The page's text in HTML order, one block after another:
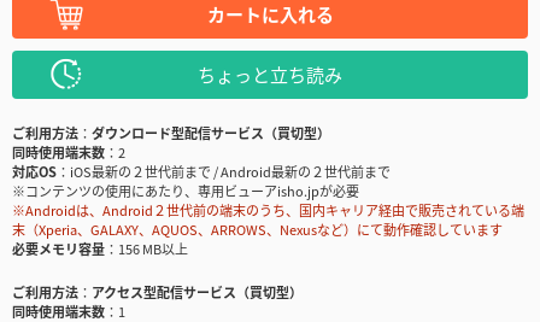
カートに入れる
ちょっと立ち読み
ご利用方法
ダウンロード型配信サービス（買切型）
同時使用端末数
2
対応OS
iOS最新の２世代前まで / Android最新の２世代前まで
※コンテンツの使用にあたり、専用ビューアisho.jpが必要
※Androidは、Android２世代前の端末のうち、国内キャリア経由で販売されている端
末（Xperia、GALAXY、AQUOS、ARROWS、Nexusなど）にて動作確認しています
必要メモリ容量
156 MB以上
ご利用方法
アクセス型配信サービス（買切型）
同時使用端末数
1